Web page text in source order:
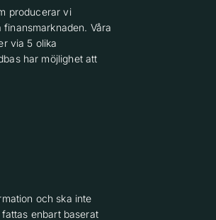
producerar vi
Våra
via 5 olika
har möjlighet att
och ska inte
enbart baserat